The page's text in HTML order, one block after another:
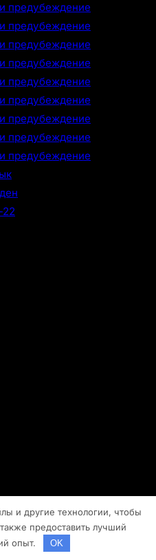
предубеждение
предубеждение
предубеждение
предубеждение
предубеждение
предубеждение
предубеждение
предубеждение
предубеждение
и другие технологии, чтобы
предоставить лучший
опыт.
OK